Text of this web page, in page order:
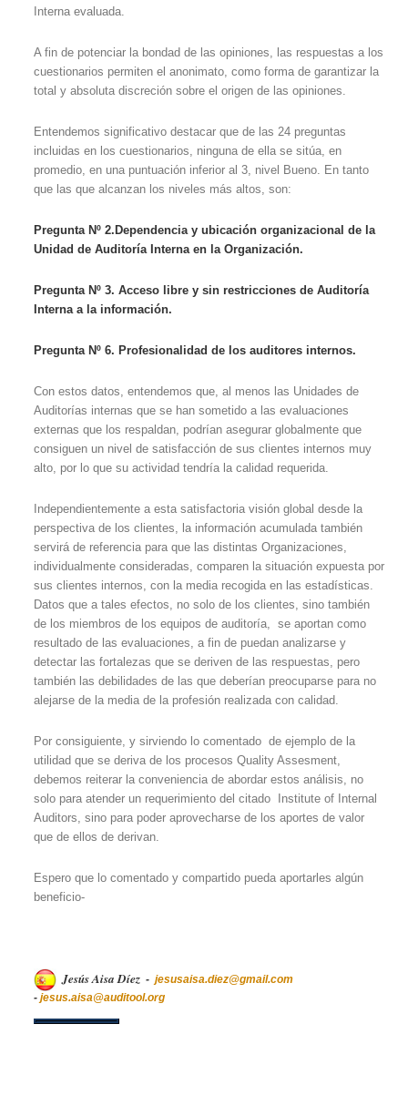
Interna evaluada.
A fin de potenciar la bondad de las opiniones, las respuestas a los
cuestionarios permiten el anonimato, como forma de garantizar la
total y absoluta discreción sobre el origen de las opiniones.
Entendemos significativo destacar que de las 24 preguntas
incluidas en los cuestionarios, ninguna de ella se sitúa, en
promedio, en una puntuación inferior al 3, nivel Bueno. En tanto
que las que alcanzan los niveles más altos, son:
Pregunta Nº 2.Dependencia y ubicación organizacional de la
Unidad de Auditoría Interna en la Organización.
Pregunta Nº 3. Acceso libre y sin restricciones de Auditoría
Interna a la información.
Pregunta Nº 6. Profesionalidad de los auditores internos.
Con estos datos, entendemos que, al menos las Unidades de
Auditorías internas que se han sometido a las evaluaciones
externas que los respaldan, podrían asegurar globalmente que
consiguen un nivel de satisfacción de sus clientes internos muy
alto, por lo que su actividad tendría la calidad requerida.
Independientemente a esta satisfactoria visión global desde la
perspectiva de los clientes, la información acumulada también
servirá de referencia para que las distintas Organizaciones,
individualmente consideradas, comparen la situación expuesta por
sus clientes internos, con la media recogida en las estadísticas.
Datos que a tales efectos, no solo de los clientes, sino también
de los miembros de los equipos de auditoría, se aportan como
resultado de las evaluaciones, a fin de puedan analizarse y
detectar las fortalezas que se deriven de las respuestas, pero
también las debilidades de las que deberían preocuparse para no
alejarse de la media de la profesión realizada con calidad.
Por consiguiente, y sirviendo lo comentado de ejemplo de la
utilidad que se deriva de los procesos Quality Assesment,
debemos reiterar la conveniencia de abordar estos análisis, no
solo para atender un requerimiento del citado Institute of Internal
Auditors, sino para poder aprovecharse de los aportes de valor
que de ellos de derivan.
Espero que lo comentado y compartido pueda aportarles algún
beneficio-
Jesús Aisa Díez - jesusaisa.diez@gmail.com
- jesus.aisa@auditool.org